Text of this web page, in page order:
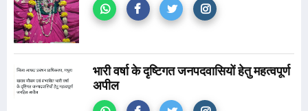
भारी वर्षा के दृष्टिगत जनपदवासियों हेतु महत्वपूर्ण
अपील